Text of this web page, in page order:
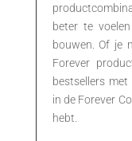
beter te
bouwen. Of je
Forever
bestsellers
in de Forever
hebt.